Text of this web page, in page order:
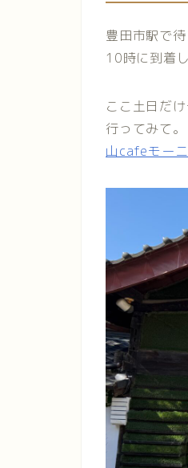
豊田市駅で
10時に到着
ここ土日だ
行ってみて。
山cafeモー